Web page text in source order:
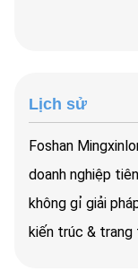
Lịch sử
Foshan
doanh nghiệp
không gỉ giải
kiến trúc & trang